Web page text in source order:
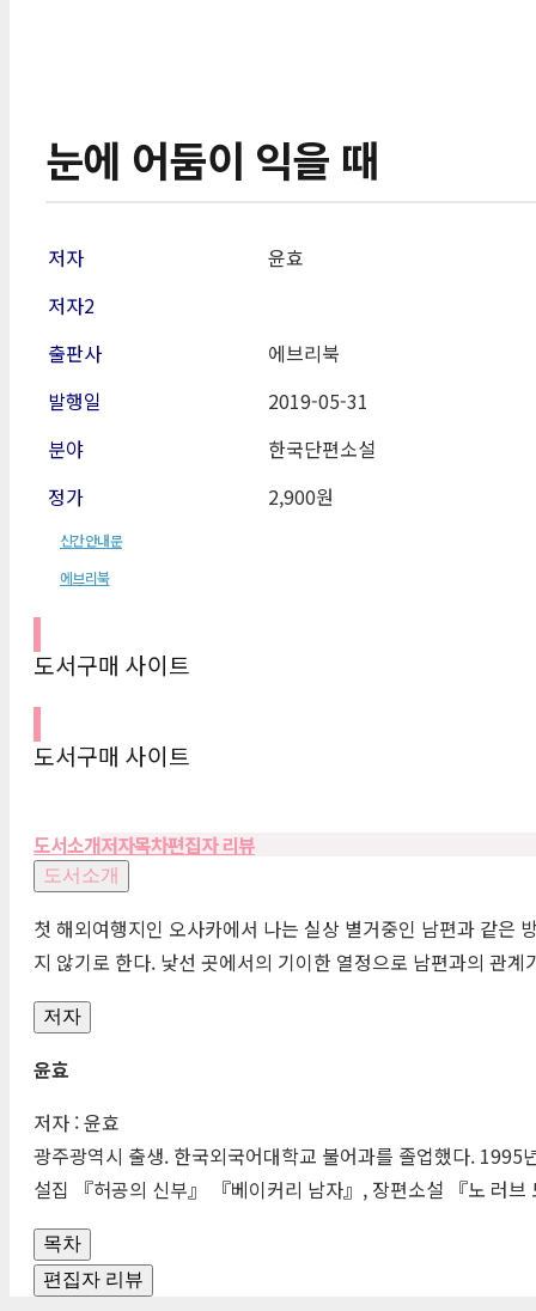
눈에 어둠이 익을 때
저자
윤효
저자2
출판사
에브리북
발행일
2019-05-31
분야
한국단편소설
정가
2,900원
신간안내문
에브리북
도서구매 사이트
도서구매 사이트
도서소개저자목차편집자 리뷰
도서소개
첫 해외여행지인 오사카에서 나는 실상 별거중인 남편과 같은
지 않기로 한다. 낯선 곳에서의 기이한 열정으로 남편과의 관
저자
윤효
저자 : 윤효
광주광역시 출생. 한국외국어대학교 불어과를 졸업했다.
설집 『허공의 신부』 『베이커리 남자』, 장편소설 『노 러
목차
편집자 리뷰